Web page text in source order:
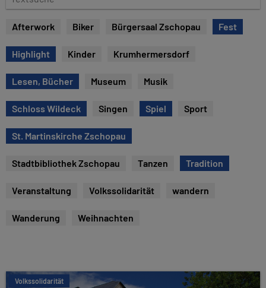
e
s
u
c
e
Afterwork Biker Bürgersaal Zschopau Fest
Highlight Kinder Krumhermersdorf
Lesen, Bücher Museum Musik
Schloss Wildeck Singen Spiel Sport
St. Martinskirche Zschopau
Stadtbibliothek Zschopau Tanzen Tradition
Veranstaltung Volkssolidarität wandern
Wanderung Weihnachten
Volkssolidarität